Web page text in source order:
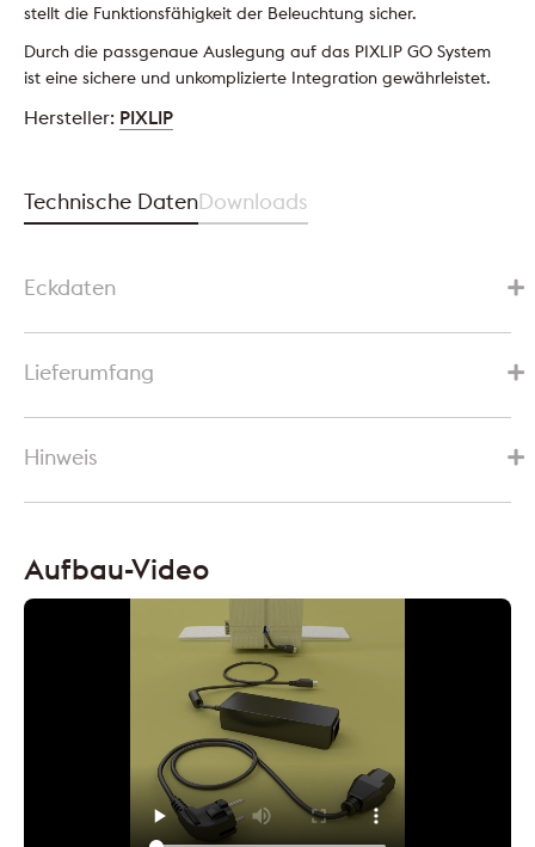
stellt die Funktionsfähigkeit der Beleuchtung sicher.
Durch die passgenaue Auslegung auf das PIXLIP GO System
ist eine sichere und unkomplizierte Integration gewährleistet.
Hersteller: PIXLIP
Technische DatenDownloads
Eckdaten
Lieferumfang
Hinweis
Aufbau-Video